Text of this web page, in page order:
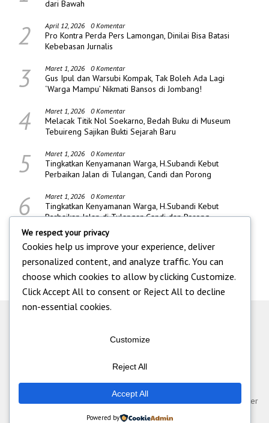
dari Bawah
2 April 12, 2026 0 Komentar
Pro Kontra Perda Pers Lamongan, Dinilai Bisa Batasi
Kebebasan Jurnalis
3 Maret 1, 2026 0 Komentar
Gus Ipul dan Warsubi Kompak, Tak Boleh Ada Lagi
‘Warga Mampu’ Nikmati Bansos di Jombang!
4 Maret 1, 2026 0 Komentar
Melacak Titik Nol Soekarno, Bedah Buku di Museum
Tebuireng Sajikan Bukti Sejarah Baru
5 Maret 1, 2026 0 Komentar
Tingkatkan Kenyamanan Warga, H.Subandi Kebut
Perbaikan Jalan di Tulangan, Candi dan Porong
6 Maret 1, 2026 0 Komentar
Tingkatkan Kenyamanan Warga, H.Subandi Kebut
Perbaikan Jalan di Tulangan,Candi dan Porong
Redaksi
Disclaimer
Standart Perlindungan Wartawan
© Pt Multi Media Cyber
Informatika 2026
We respect your privacy
Cookies help us improve your experience, deliver
personalized content, and analyze traffic. You can
choose which cookies to allow by clicking Customize.
ClickAccept All to consent or Reject All to decline
non-essential cookies.
Customize
Reject All
Accept All
Powered by